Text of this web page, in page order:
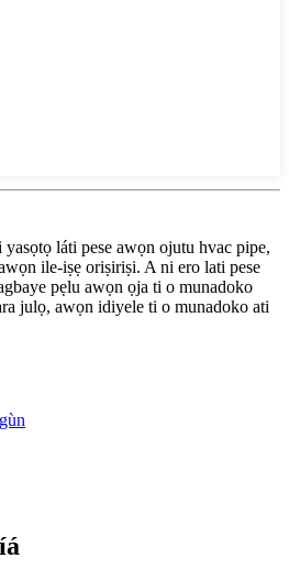
láti pese awọn ojutu hvac pipe,
ile-iṣẹ oriṣiriṣi. A ni ero lati pese
pẹlu awọn ọja ti o munadoko
julọ, awọn idiyele ti o munadoko ati